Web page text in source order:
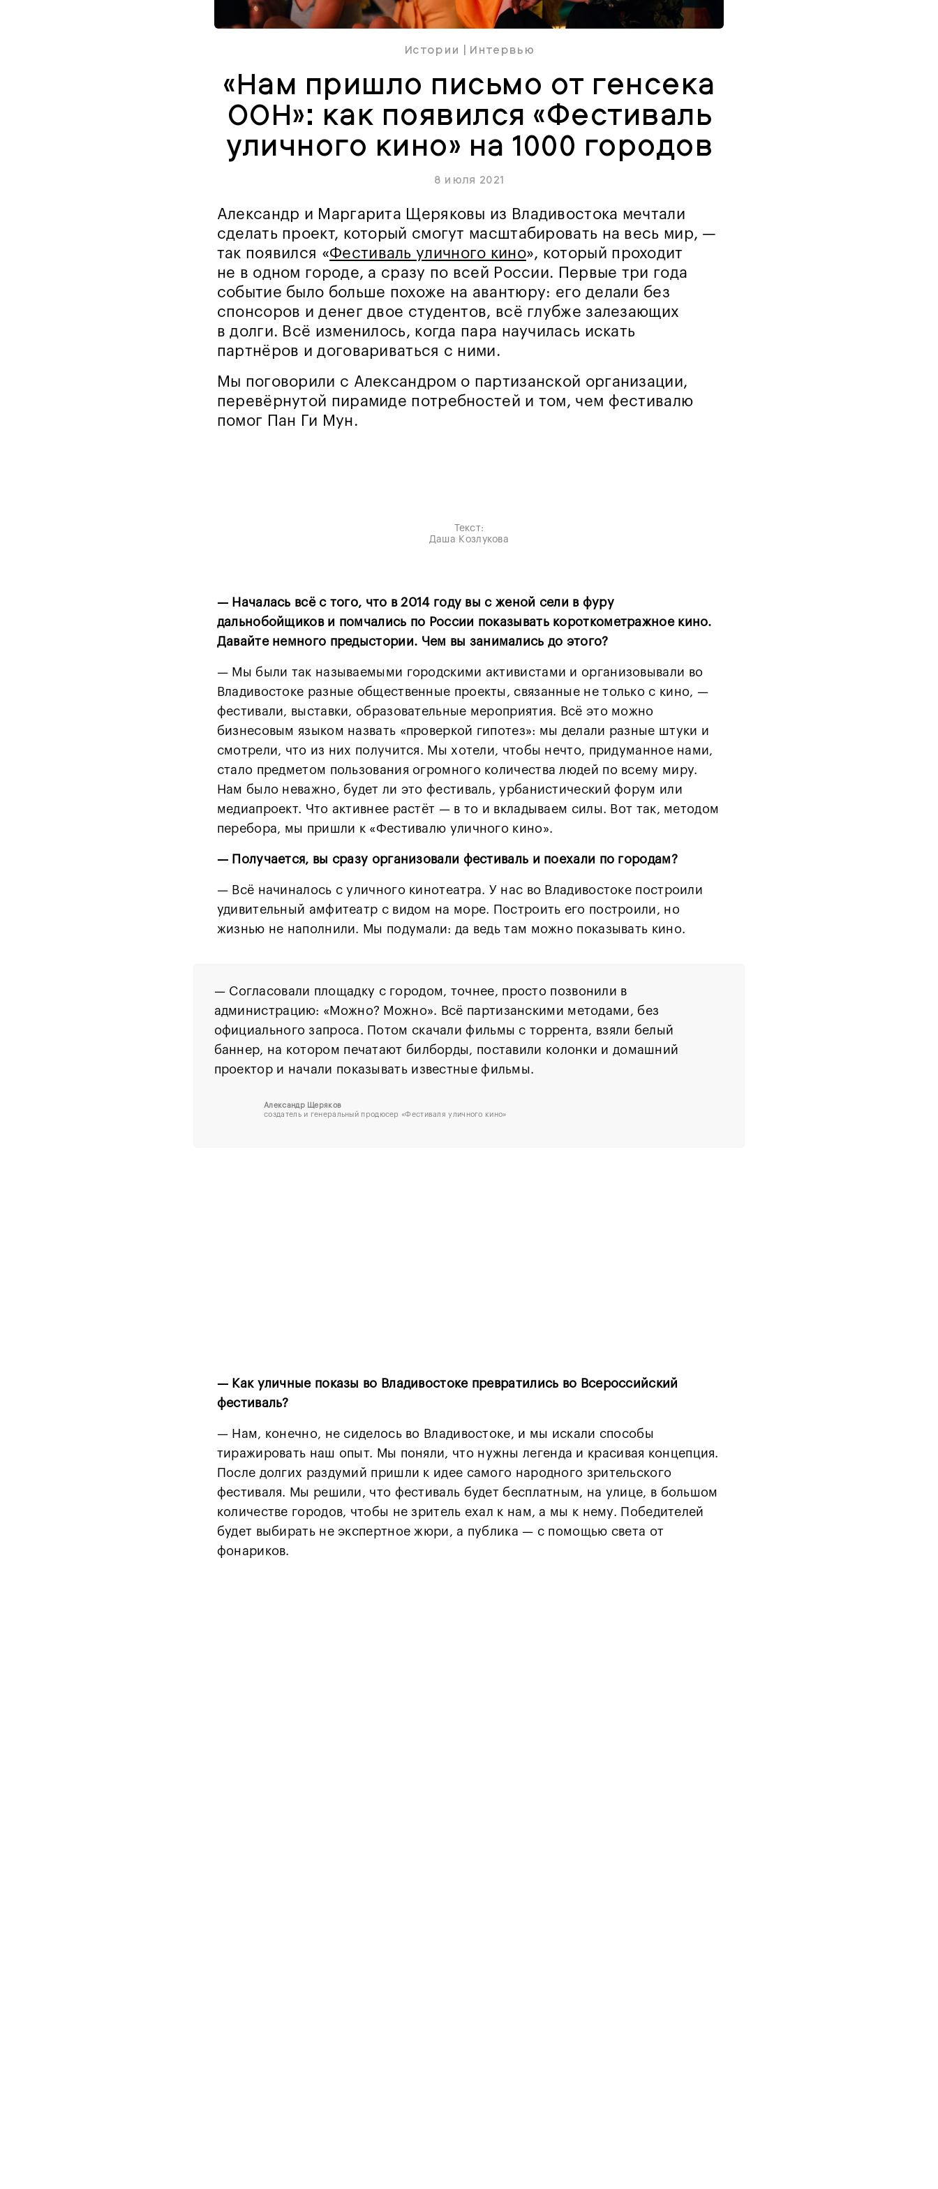
Истории | Интервью
«Нам пришло письмо от генсека
ООН»: как появился «Фестиваль
уличного кино» на 1000 городов
8 июля 2021
Александр и Маргарита Щеряковы из Владивостока мечтали
сделать проект, который смогут масштабировать на весь мир, —
так появился «Фестиваль уличного кино», который проходит
не в одном городе, а сразу по всей России. Первые три года
событие было больше похоже на авантюру: его делали без
спонсоров и денег двое студентов, всё глубже залезающих
в долги. Всё изменилось, когда пара научилась искать
партнёров и договариваться с ними.
Мы поговорили с Александром о партизанской организации,
перевёрнутой пирамиде потребностей и том, чем фестивалю
помог Пан Ги Мун.
Текст:
Даша Козлукова
— Началась всё с того, что в 2014 году вы с женой сели в фуру
дальнобойщиков и помчались по России показывать короткометражное кино.
Давайте немного предыстории. Чем вы занимались до этого?
— Мы были так называемыми городскими активистами и организовывали во
Владивостоке разные общественные проекты, связанные не только с кино, —
фестивали, выставки, образовательные мероприятия. Всё это можно
бизнесовым языком назвать «проверкой гипотез»: мы делали разные штуки и
смотрели, что из них получится. Мы хотели, чтобы нечто, придуманное нами,
стало предметом пользования огромного количества людей по всему миру.
Нам было неважно, будет ли это фестиваль, урбанистический форум или
медиапроект. Что активнее растёт — в то и вкладываем силы. Вот так, методом
перебора, мы пришли к «Фестивалю уличного кино».
— Получается, вы сразу организовали фестиваль и поехали по городам?
— Всё начиналось с уличного кинотеатра. У нас во Владивостоке построили
удивительный амфитеатр с видом на море. Построить его построили, но
жизнью не наполнили. Мы подумали: да ведь там можно показывать кино.
— Согласовали площадку с городом, точнее, просто позвонили в
администрацию: «Можно? Можно». Всё партизанскими методами, без
официального запроса. Потом скачали фильмы с торрента, взяли белый
баннер, на котором печатают билборды, поставили колонки и домашний
проектор и начали показывать известные фильмы.
Александр Щеряков
создатель и генеральный продюсер «Фестиваля уличного кино»
— Как уличные показы во Владивостоке превратились во Всероссийский
фестиваль?
— Нам, конечно, не сиделось во Владивостоке, и мы искали способы
тиражировать наш опыт. Мы поняли, что нужны легенда и красивая концепция.
После долгих раздумий пришли к идее самого народного зрительского
фестиваля. Мы решили, что фестиваль будет бесплатным, на улице, в большом
количестве городов, чтобы не зритель ехал к нам, а мы к нему. Победителей
будет выбирать не экспертное жюри, а публика — с помощью света от
фонариков.